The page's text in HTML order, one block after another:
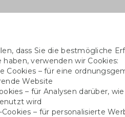
dass Sie die bestmögliche
haben, verwenden wir Cookies:
Cookies – für eine
Website
– für Analysen darüber,
wird
– für personalisierte